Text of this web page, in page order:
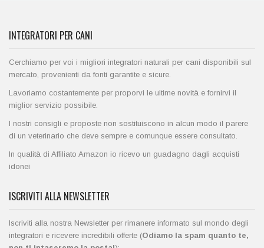
INTEGRATORI PER CANI
Cerchiamo per voi i migliori integratori naturali per cani disponibili sul
mercato, provenienti da fonti garantite e sicure.
Lavoriamo costantemente per proporvi le ultime novità e fornirvi il
miglior servizio possibile.
I nostri consigli e proposte non sostituiscono in alcun modo il parere
di un veterinario che deve sempre e comunque essere consultato.
In qualità di Affiliato Amazon io ricevo un guadagno dagli acquisti
idonei
ISCRIVITI ALLA NEWSLETTER
Iscriviti alla nostra Newsletter per rimanere informato sul mondo degli
integratori e ricevere incredibili offerte (Odiamo la spam quanto te,